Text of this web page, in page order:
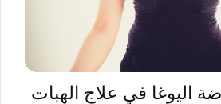
اليوغا في علاج الهبات